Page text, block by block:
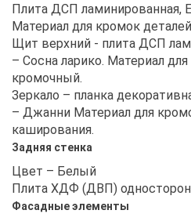
Плита ДСП ламинированная,
Материал для кромок
Щит верхний - плита ДСП
– Сосна ларико. Материал
кромочный.
Зеркало – планка
– Джанни Материал для
каширования.
Задняя стенка
Цвет – Белый
Плита ХДФ (ДВП)
Фасадные элементы